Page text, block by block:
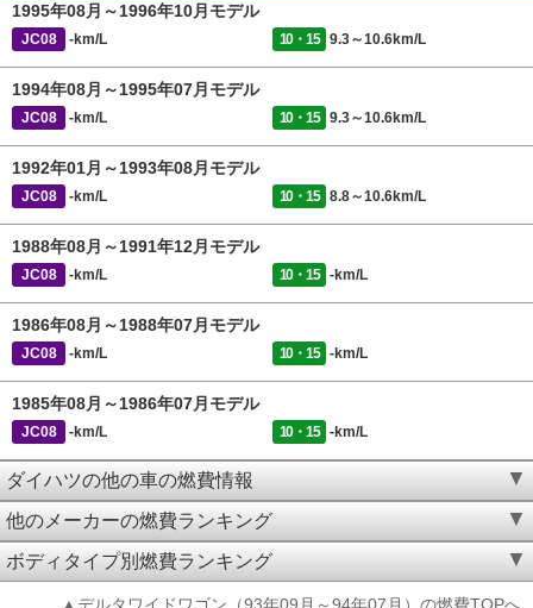
1995年08月～1996年10月モデル
JC08 -km/L 10・15 9.3～10.6km/L
1994年08月～1995年07月モデル
JC08 -km/L 10・15 9.3～10.6km/L
1992年01月～1993年08月モデル
JC08 -km/L 10・15 8.8～10.6km/L
1988年08月～1991年12月モデル
JC08 -km/L 10・15 -km/L
1986年08月～1988年07月モデル
JC08 -km/L 10・15 -km/L
1985年08月～1986年07月モデル
JC08 -km/L 10・15 -km/L
ダイハツの他の車の燃費情報
他のメーカーの燃費ランキング
ボディタイプ別燃費ランキング